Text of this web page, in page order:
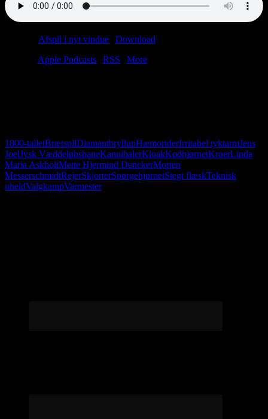
Afspil i nyt vindue Download
Apple Podcasts RSS
More
1800-talletBrætspilDiamantbryllupHæmoriderIrritabel tyktarmJens
JoelJysk VæddeløbsbaneKannibalerKloakKødhjørnetKroerLinda
Maria AskholtMette Hjermind DenckerMorten
MesserschmidtRejerSkjorterSpørgehjørnetStegt flæskTeknisk
uheldValgkampVarmester